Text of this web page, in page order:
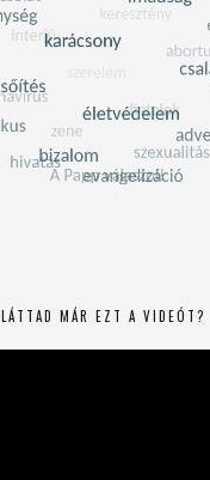
LÁTTAD MÁR EZT A VIDEÓT?